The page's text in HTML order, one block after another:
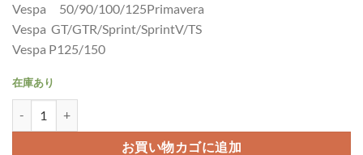
Vespa 50/90/100/125Primavera
Vespa GT/GTR/Sprint/SprintV/TS
Vespa P125/150
在庫あり
お買い物カゴに追加